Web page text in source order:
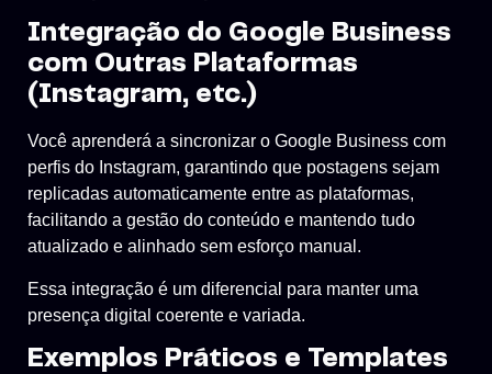
Integração do Google Business
com Outras Plataformas
(Instagram, etc.)
Você aprenderá a sincronizar o Google Business com
perfis do Instagram, garantindo que postagens sejam
replicadas automaticamente entre as plataformas,
facilitando a gestão do conteúdo e mantendo tudo
atualizado e alinhado sem esforço manual.
Essa integração é um diferencial para manter uma
presença digital coerente e variada.
Exemplos Práticos e Templates